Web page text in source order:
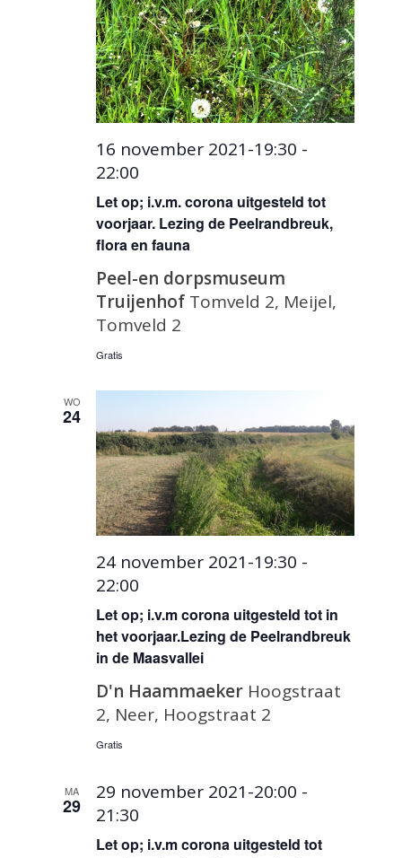
Let op; i.v.m. corona uitgesteld tot
voorjaar. Lezing de Peelrandbreuk,
flora en fauna
16 november 2021-19:30 -
22:00
Peel-en dorpsmuseum
Truijenhof Tomveld 2, Meijel,
Tomveld 2
Gratis
WO
24
Let op; i.v.m corona uitgesteld tot in
het voorjaar.Lezing de Peelrandbreuk
in de Maasvallei
24 november 2021-19:30 -
22:00
D'n Haammaeker Hoogstraat
2, Neer, Hoogstraat 2
Gratis
MA
29
Let op; i.v.m corona uitgesteld tot
29 november 2021-20:00 -
21:30